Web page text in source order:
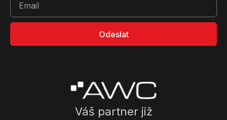
Váš partner již
Odeslat